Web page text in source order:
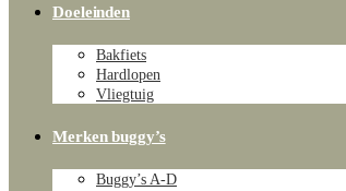
Doeleinden
Bakfiets
Hardlopen
Vliegtuig
Merken buggy’s
Buggy’s A-D